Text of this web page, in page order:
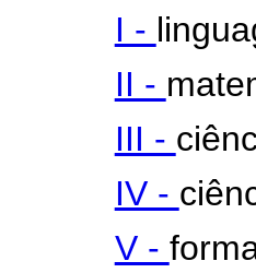
I -
II -
III -
IV -
V -